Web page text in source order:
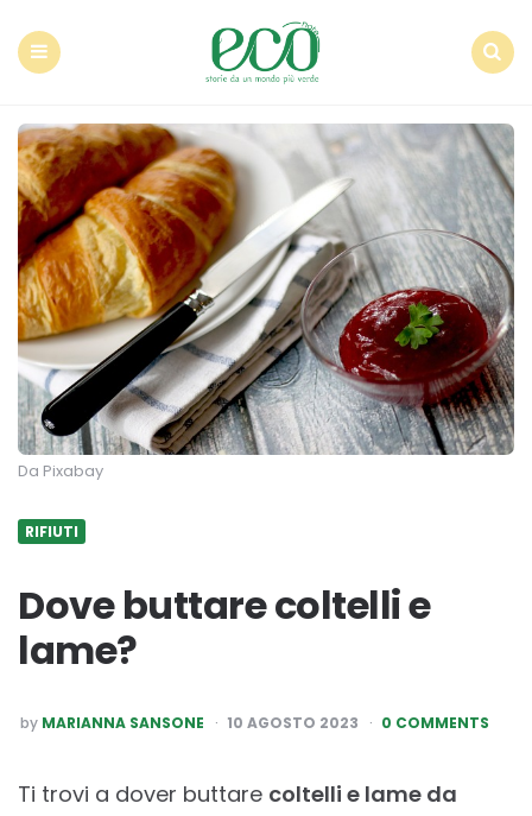
Da Pixabay
RIFIUTI
Dove buttare coltelli e
lame?
POSTED
BY
by MARIANNA SANSONE 10 AGOSTO 2023 0 COMMENTS
Ti trovi a dover buttare coltelli e lame da